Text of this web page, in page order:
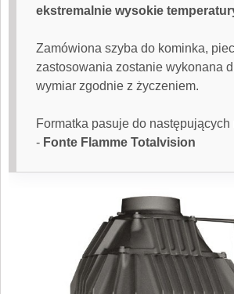
ekstremalnie wysokie
Zamówiona szyba do kominka,
zastosowania zostanie wykonana
wymiar zgodnie z życzeniem.
Formatka pasuje do następujących
- Fonte Flamme Totalvision